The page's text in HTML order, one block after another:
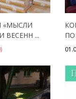
«МЫСЛИ
ВЕСЕНН ...